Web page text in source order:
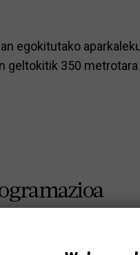
egokitutako
geltokitik 350